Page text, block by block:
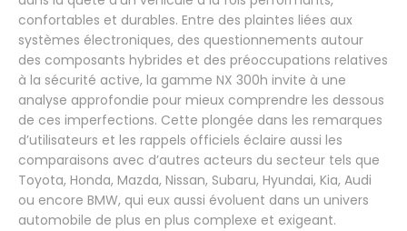
confortables et durables. Entre des plaintes liées aux
systèmes électroniques, des questionnements autour
des composants hybrides et des préoccupations relatives
à la sécurité active, la gamme NX 300h invite à une
analyse approfondie pour mieux comprendre les dessous
de ces imperfections. Cette plongée dans les remarques
d’utilisateurs et les rappels officiels éclaire aussi les
comparaisons avec d’autres acteurs du secteur tels que
Toyota, Honda, Mazda, Nissan, Subaru, Hyundai, Kia, Audi
ou encore BMW, qui eux aussi évoluent dans un univers
automobile de plus en plus complexe et exigeant.